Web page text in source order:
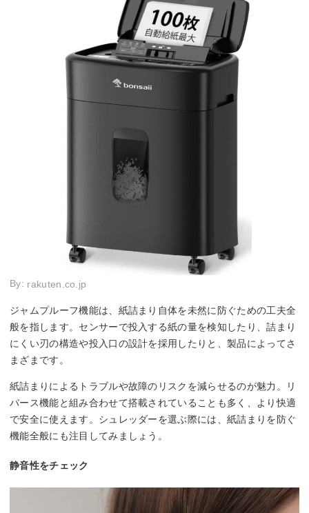
By: rakuten.co.jp
ジャムプルーフ機能は、紙詰まり自体を未然に防ぐための工夫全
般を指します。センサーで投入する紙の量を検知したり、詰まり
にくい刃の構造や投入口の設計を採用したりと、製品によってさ
まざまです。
紙詰まりによるトラブルや故障のリスクを減らせるのが魅力。リ
バース機能と組み合わせて搭載されていることも多く、より快適
で安全に使えます。シュレッダーを選ぶ際には、紙詰まりを防ぐ
機能全般にも注目してみましょう。
静音性をチェック